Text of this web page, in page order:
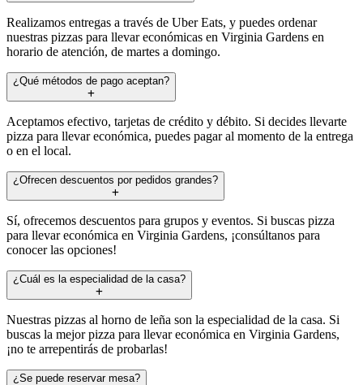
Realizamos entregas a través de Uber Eats, y puedes ordenar
nuestras pizzas para llevar económicas en Virginia Gardens en
horario de atención, de martes a domingo.
¿Qué métodos de pago aceptan?
Aceptamos efectivo, tarjetas de crédito y débito. Si decides llevarte
pizza para llevar económica, puedes pagar al momento de la entrega
o en el local.
¿Ofrecen descuentos por pedidos grandes?
Sí, ofrecemos descuentos para grupos y eventos. Si buscas pizza
para llevar económica en Virginia Gardens, ¡consúltanos para
conocer las opciones!
¿Cuál es la especialidad de la casa?
Nuestras pizzas al horno de leña son la especialidad de la casa. Si
buscas la mejor pizza para llevar económica en Virginia Gardens,
¡no te arrepentirás de probarlas!
¿Se puede reservar mesa?